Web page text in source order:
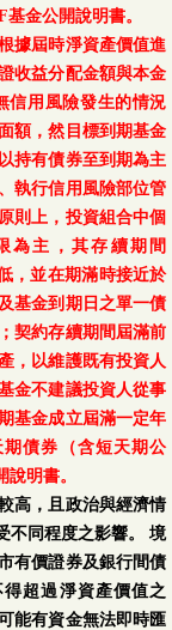
金公開說明書。
據屆時淨資產價值進
收益分配金額與本金
信用風險發生的情況
額，然目標到期基金
持有債券至到期為主
執行信用風險部位管
則上，投資組合中個
為主，其存續期間
，並在期滿時接近於
基金到期日之單一債
契約存續期間屆滿前
，以維護既有投資人
金不建議投資人從事
基金成立屆滿一定年
債券（含短天期公
明書。
高，且政治與經濟情
不同程度之影響。 境
有價證券及銀行間債
超過淨資產價值之
能有資金無法即時匯